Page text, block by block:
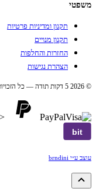
משפטי
תקנון ומדיניות פרטיות
תקנון מנויים
החזרות והחלפות
הצהרת נגישות
© 2026 5 דקות תודה — כל הזכויות שמורות
PayPal
bit
עוצב ע״י brndini